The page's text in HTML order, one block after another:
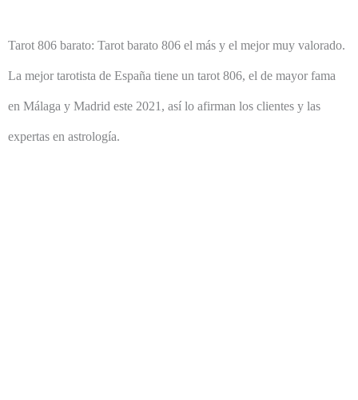
Tarot 806 barato: Tarot barato 806 el más y el mejor muy valorado.
La mejor tarotista de España tiene un tarot 806, el de mayor fama
en Málaga y Madrid este 2021, así lo afirman los clientes y las
expertas en astrología.